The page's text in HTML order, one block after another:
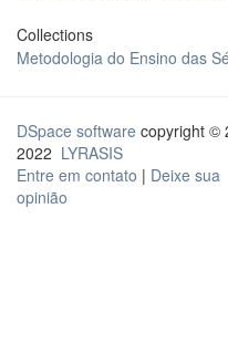
Collections
Metodologia do Ensino das
DSpace software copyright ©
2022 LYRASIS
Entre em contato | Deixe sua
opinião